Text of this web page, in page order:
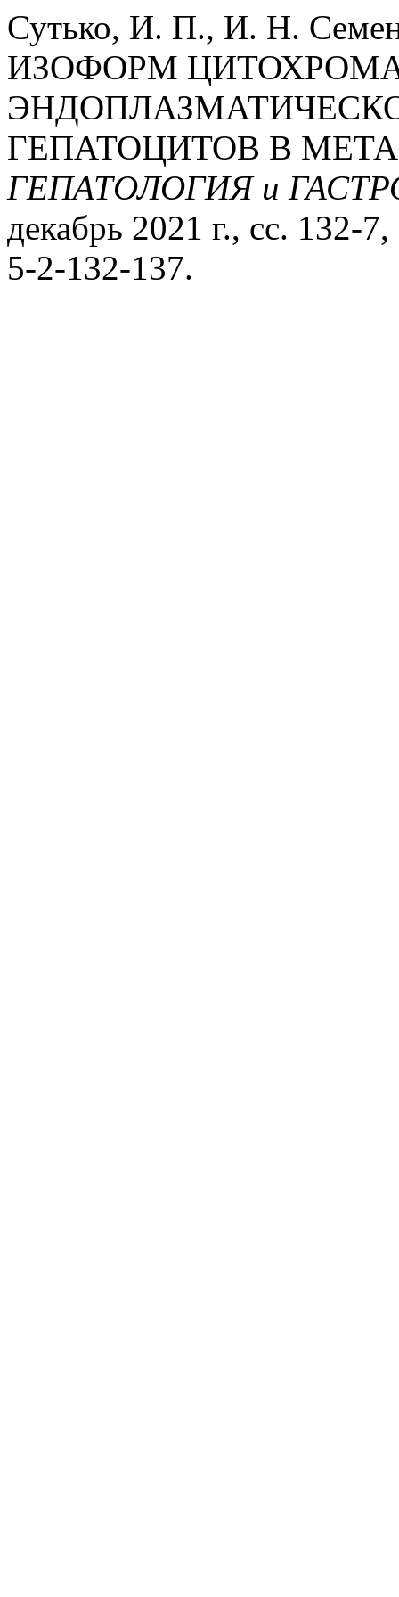
Сутько, И. П., И. Н.
ИЗОФОРМ ЦИТОХРОМА
ГЕПАТОЦИТОВ В
ГЕПАТОЛОГИЯ и
декабрь 2021 г., сс. 132-
5-2-132-137.